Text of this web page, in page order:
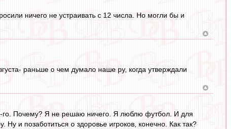
ничего не устраивать с 12 числа. Но могли бы и
раньше о чем думало наше ру, когда утверждали
го. Почему? Я не решаю ничего. Я люблю футбол. И для
и позаботиться о здоровье игроков, конечно. Как так?